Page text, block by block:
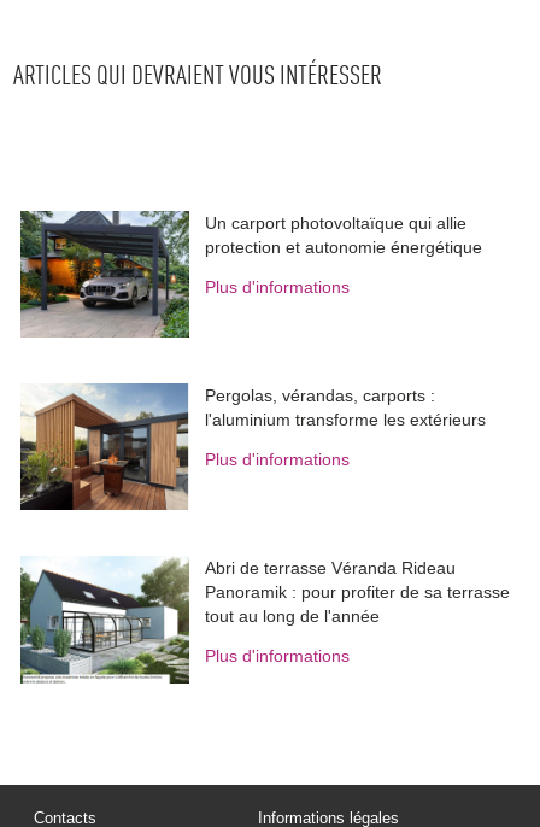
ARTICLES QUI DEVRAIENT VOUS INTÉRESSER
Un carport photovoltaïque qui allie
protection et autonomie énergétique
Plus d'informations
Pergolas, vérandas, carports :
l'aluminium transforme les extérieurs
Plus d'informations
Abri de terrasse Véranda Rideau
Panoramik : pour profiter de sa terrasse
tout au long de l'année
Plus d'informations
Contacts Informations légales